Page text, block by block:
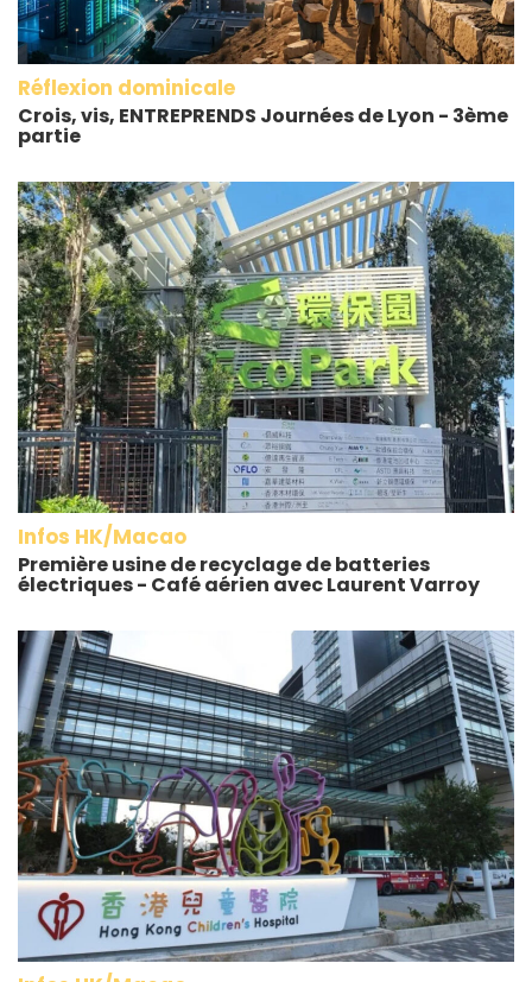
Réflexion dominicale
Crois, vis, ENTREPRENDS Journées de Lyon - 3ème
partie
Infos HK/Macao
Première usine de recyclage de batteries
électriques - Café aérien avec Laurent Varroy